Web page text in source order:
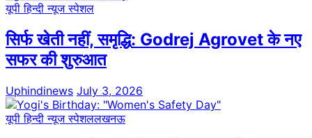
यूपी हिन्दी न्यूज स्पेशल
सिर्फ खेती नहीं, समृद्धि: Godrej Agrovet के नए
सफर की शुरुआत
Uphindinews July 3, 2026
यूपी हिन्दी न्यूज स्पेशललखनऊ